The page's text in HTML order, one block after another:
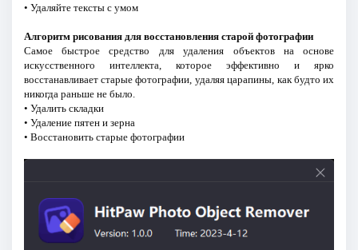
• Удаляйте тексты с умом
Алгоритм рисования для восстановления старой фотографии
Самое быстрое средство для удаления объектов на основе
искусственного интеллекта, которое эффективно и ярко
восстанавливает старые фотографии, удаляя царапины, как будто их
никогда раньше не было.
• Удалить складки
• Удаление пятен и зерна
• Восстановить старые фотографии